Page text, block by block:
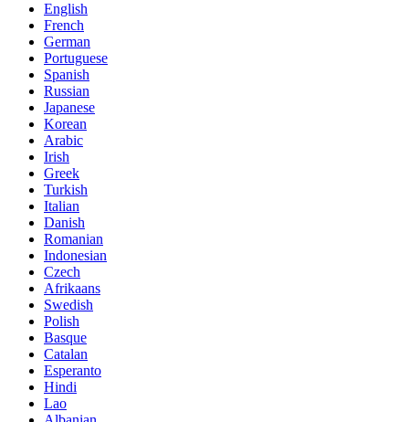
English
French
German
Portuguese
Spanish
Russian
Japanese
Korean
Arabic
Irish
Greek
Turkish
Italian
Danish
Romanian
Indonesian
Czech
Afrikaans
Swedish
Polish
Basque
Catalan
Esperanto
Hindi
Lao